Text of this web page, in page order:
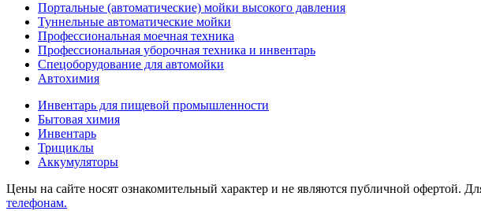
Портальные (автоматические) мойки высокого давления
Туннельные автоматические мойки
Профессиональная моечная техника
Профессиональная уборочная техника и инвентарь
Спецоборудование для автомойки
Автохимия
Инвентарь для пищевой промышленности
Бытовая химия
Инвентарь
Трициклы
Аккумуляторы
Цены на сайте носят ознакомительный характер и не являются публичной офертой.
телефонам.